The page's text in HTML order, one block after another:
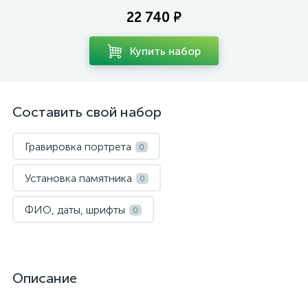
22 740 ₽
Купить набор
Составить свой набор
Гравировка портрета 0
Установка памятника 0
ФИО, даты, шрифты 0
Описание